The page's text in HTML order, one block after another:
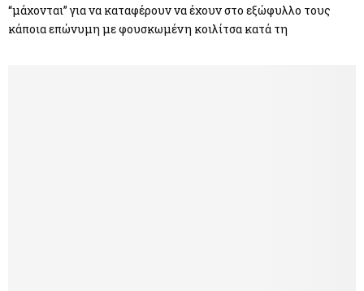
“μάχονται” για να καταφέρουν να έχουν στο εξώφυλλο τους
κάποια επώνυμη με φουσκωμένη κοιλίτσα κατά τη